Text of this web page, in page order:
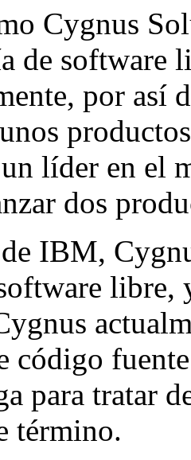
Cygnus
de software
por
líder en el
dos
IBM,
libre,
código
para tratar
término.